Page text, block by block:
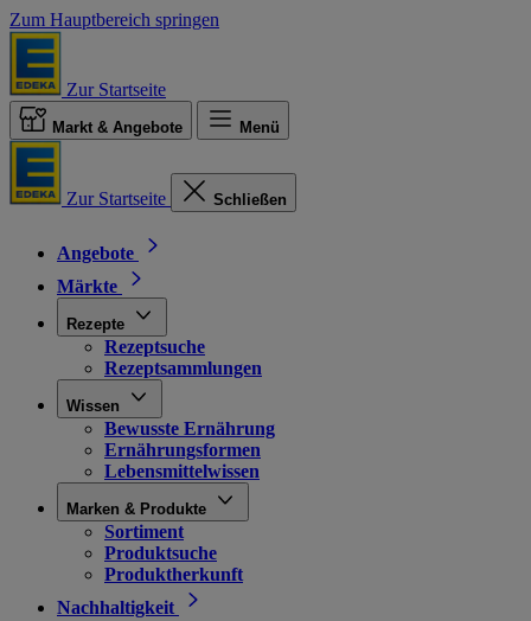
Zum Hauptbereich springen
Zur Startseite
Markt & Angebote Menü
Zur Startseite Schließen
Angebote
Märkte
Rezepte
Rezeptsuche
Rezeptsammlungen
Wissen
Bewusste Ernährung
Ernährungsformen
Lebensmittelwissen
Marken & Produkte
Sortiment
Produktsuche
Produktherkunft
Nachhaltigkeit